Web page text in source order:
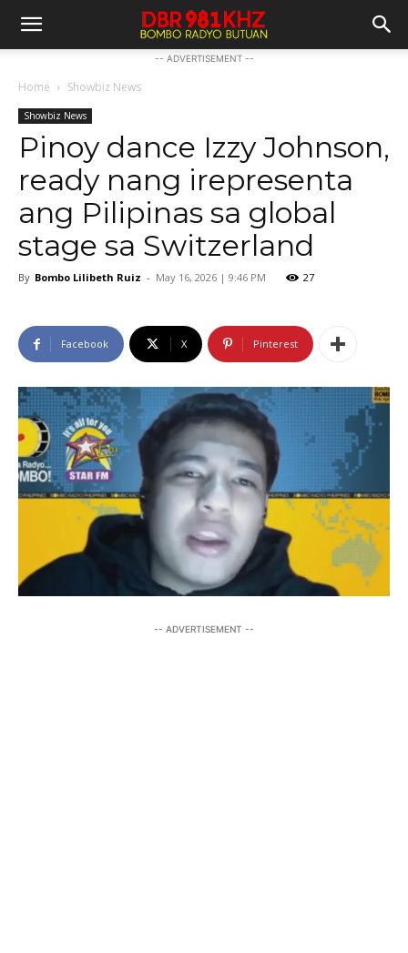
-- ADVERTISEMENT --
Home Showbiz News
Showbiz News
Pinoy dance Izzy Johnson,
ready nang irepresenta
ang Pilipinas sa global
stage sa Switzerland
By Bombo Lilibeth Ruiz - May 16, 2026 | 9:46 PM 27
Facebook X Pinterest
-- ADVERTISEMENT --